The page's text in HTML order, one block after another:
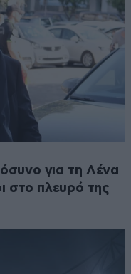
για τη Λένα
στο πλευρό της